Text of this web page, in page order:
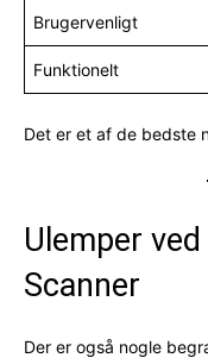
Brugervenligt
Funktionelt
Det er et af de
Ulemper
Scanner
Der er også nogle